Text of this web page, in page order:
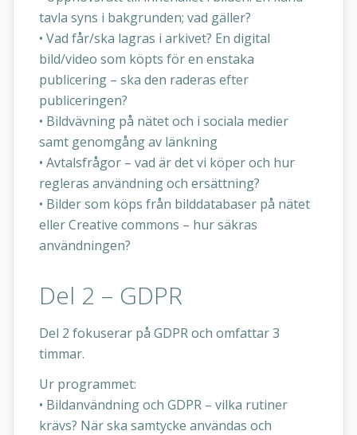
tavla syns i bakgrunden; vad gäller?
• Vad får/ska lagras i arkivet? En digital
bild/video som köpts för en enstaka
publicering – ska den raderas efter
publiceringen?
• Bildvävning på nätet och i sociala medier
samt genomgång av länkning
• Avtalsfrågor – vad är det vi köper och hur
regleras användning och ersättning?
• Bilder som köps från bilddatabaser på nätet
eller Creative commons – hur säkras
användningen?
Del 2 – GDPR
Del 2 fokuserar på GDPR och omfattar 3
timmar.
Ur programmet:
• Bildanvändning och GDPR – vilka rutiner
krävs? När ska samtycke användas och